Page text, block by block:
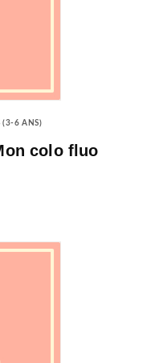
(3-6 ANS)
colo fluo